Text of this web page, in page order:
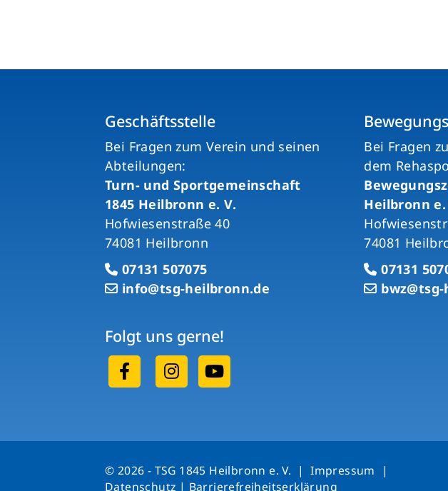
Geschäftsstelle
Bei Fragen zum Verein und seinen
Abteilungen:
Turn- und Sportgemeinschaft
1845 Heilbronn e. V.
Hofwiesenstraße 40
74081 Heilbronn
07131 507075
info@tsg-heilbronn.de
Bei Fragen
dem
Heilbronn e.
74081
07131
Folgt uns gerne!
© 2026 - TSG 1845 Heilbronn e. V. |Impressum |
Datenschutz | Barrierefreiheitserklärung